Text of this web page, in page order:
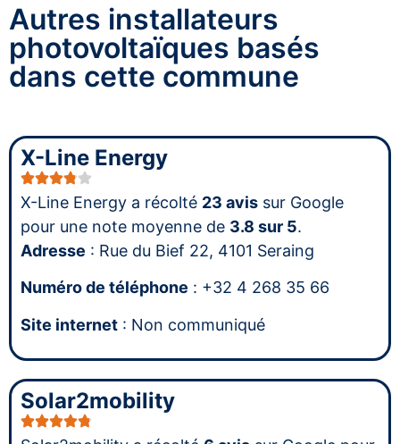
Autres installateurs
photovoltaïques basés
dans cette commune
X-Line Energy
X-Line Energy a récolté 23 avis sur Google
pour une note moyenne de 3.8 sur 5.
Adresse : Rue du Bief 22, 4101 Seraing
Numéro de téléphone : +32 4 268 35 66
Site internet : Non communiqué
Solar2mobility